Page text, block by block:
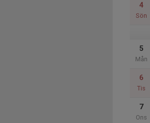
4
Sön
5
Mån
6
Tis
7
Ons